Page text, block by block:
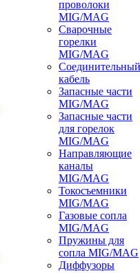
проволоки
MIG/MAG
Сварочные
горелки
MIG/MAG
Соединительный
кабель
Запасные части
MIG/MAG
Запасные части
для горелок
MIG/MAG
Направляющие
каналы
MIG/MAG
Токосъемники
MIG/MAG
Газовые сопла
MIG/MAG
Пружины для
сопла MIG/MAG
Диффузоры